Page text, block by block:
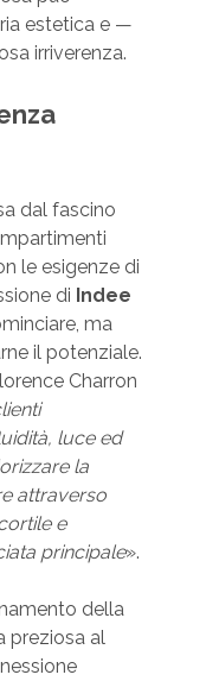
estetica e —
irriverenza.
dal fascino
le esigenze di
di Indee
ma
il potenziale.
Charron
luce ed
la
attraverso
e
principale».
della
preziosa al